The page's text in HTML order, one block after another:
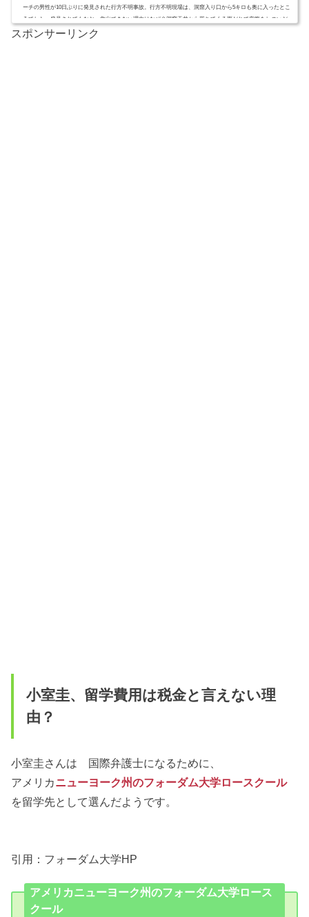
ーチの男性が10日ぶりに発見された行方不明事故。行方不明現場は、洞窟入り口から5キロも奥に入ったとこ
ろでした。発見されてもなお、救出できない理由はなぜ？洞窟天井から落ちてくる雨だれで空腹をしのいだ
少年たちの体調は？救出は難航し長期化が予想される中、日本のアレが大活躍？スポンサーリンク(adsbygoo
スポンサーリンク
小室圭、留学費用は税金と言えない理
由？
小室圭さんは 国際弁護士になるために、
アメリカニューヨーク州のフォーダム大学ロースクール
を留学先として選んだようです。
引用：フォーダム大学HP
アメリカニューヨーク州のフォーダム大学ロース
クール